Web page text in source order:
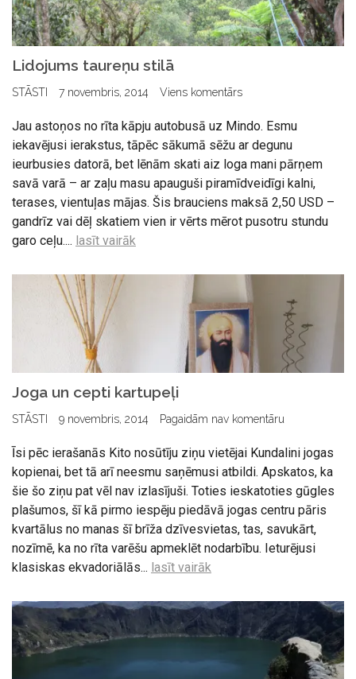
Lidojums taureņu stilā
STĀSTI 7 novembris, 2014 Viens komentārs
Jau astoņos no rīta kāpju autobusā uz Mindo. Esmu
iekavējusi ierakstus, tāpēc sākumā sēžu ar degunu
ieurbusies datorā, bet lēnām skati aiz loga mani pārņem
savā varā – ar zaļu masu apauguši piramīdveidīgi kalni,
terases, vientuļas mājas. Šis brauciens maksā 2,50 USD –
gandrīz vai dēļ skatiem vien ir vērts mērot pusotru stundu
garo ceļu.... lasīt vairāk
Joga un cepti kartupeļi
STĀSTI 9 novembris, 2014 Pagaidām nav komentāru
Īsi pēc ierašanās Kito nosūtīju ziņu vietējai Kundalini jogas
kopienai, bet tā arī neesmu saņēmusi atbildi. Apskatos, ka
šie šo ziņu pat vēl nav izlasījuši. Toties ieskatoties gūgles
plašumos, šī kā pirmo iespēju piedāvā jogas centru pāris
kvartālus no manas šī brīža dzīvesvietas, tas, savukārt,
nozīmē, ka no rīta varēšu apmeklēt nodarbību. Ieturējusi
klasiskas ekvadoriālās... lasīt vairāk